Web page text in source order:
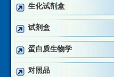
生化试剂盒
试剂盒
蛋白质生物学
对照品